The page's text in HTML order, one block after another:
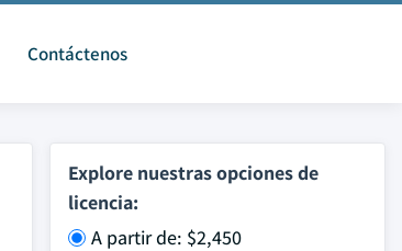
Contáctenos
Explore nuestras opciones de
licencia:
A partir de: $2,450